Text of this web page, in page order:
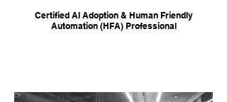
Certified AI Adoption & Human Friendly
Automation (HFA) Professional